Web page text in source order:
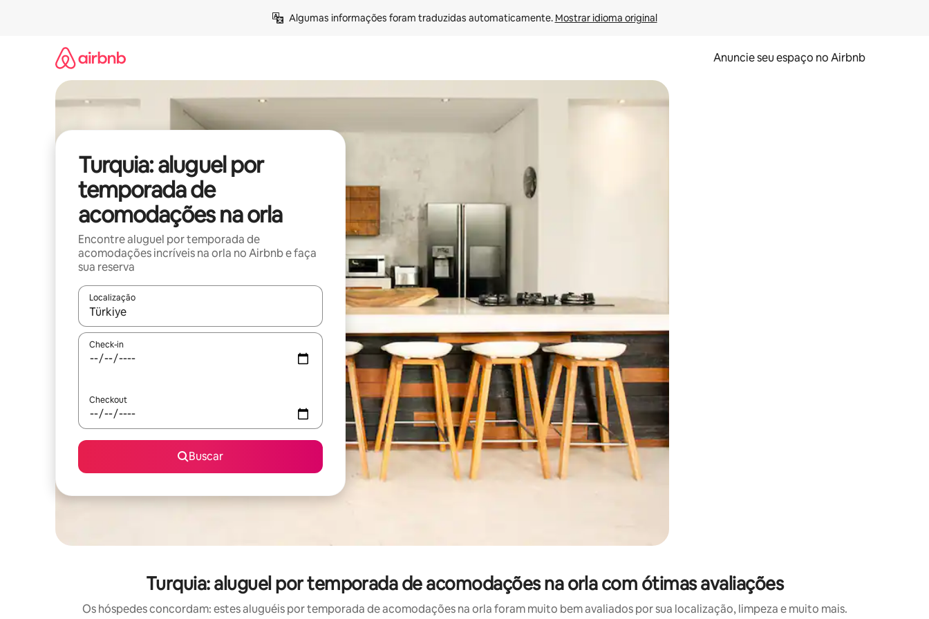
Algumas informações foram traduzidas automaticamente. Mostrar idioma original
Anuncie seu espaço no Airbnb
Turquia: aluguel por
temporada de
acomodações na orla
Encontre aluguel por temporada de
acomodações incríveis na orla no Airbnb e faça
sua reserva
Localização
Quando os resultados estiverem disponíveis, explore-os usando as seta para cima e para baixo do teclado ou tocando e deslizando o dedo na tela.
Check-in
Checkout
Buscar
Turquia: aluguel por temporada de acomodações na orla com ótimas avaliações
Os hóspedes concordam: estes aluguéis por temporada de acomodações na orla foram muito bem avaliados por sua localização, limpeza e muito mais.